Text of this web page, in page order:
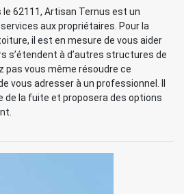
le 62111, Artisan Ternus est un
aux propriétaires. Pour la
il est en mesure de vous aider
s’étendent à d’autres structures de
pas vous même résoudre ce
vous adresser à un professionnel. Il
de la fuite et proposera des options